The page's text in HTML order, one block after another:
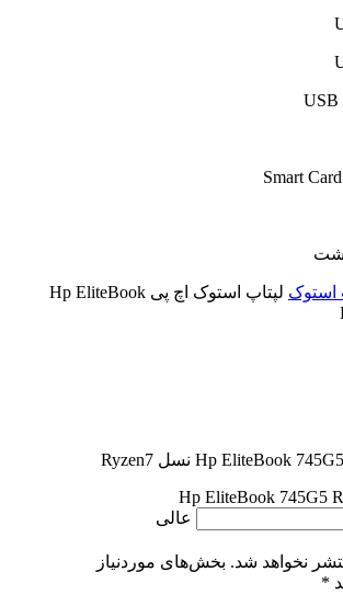
استوک
لپتاپ استوک اچ پی Hp EliteBook
Hp EliteBook 745G5
عالی
نخواهد شد. بخش‌های موردنیاز
*